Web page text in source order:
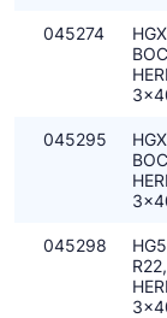
045274
045295
045298